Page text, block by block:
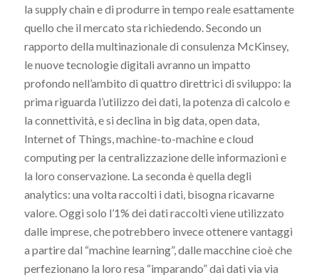
la supply chain e di produrre in tempo reale esattamente
quello che il mercato sta richiedendo. Secondo un
rapporto della multinazionale di consulenza McKinsey,
le nuove tecnologie digitali avranno un impatto
profondo nell’ambito di quattro direttrici di sviluppo: la
prima riguarda l’utilizzo dei dati, la potenza di calcolo e
la connettività, e si declina in big data, open data,
Internet of Things, machine-to-machine e cloud
computing per la centralizzazione delle informazioni e
la loro conservazione. La seconda è quella degli
analytics: una volta raccolti i dati, bisogna ricavarne
valore. Oggi solo l’1% dei dati raccolti viene utilizzato
dalle imprese, che potrebbero invece ottenere vantaggi
a partire dal “machine learning”, dalle macchine cioè che
perfezionano la loro resa “imparando” dai dati via via